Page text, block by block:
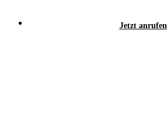
Jetzt anrufen